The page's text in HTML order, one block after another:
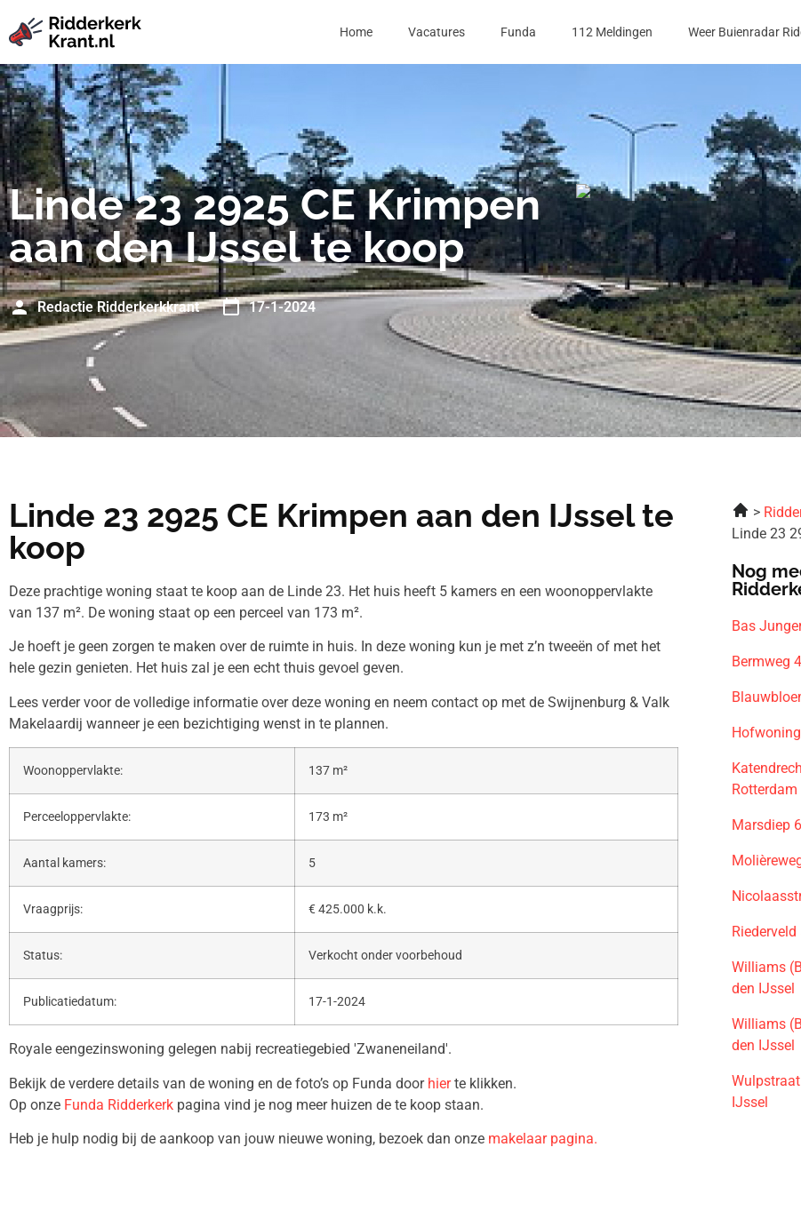
Home Vacatures Funda 112 Meldingen Weer Buienradar
Linde 23 2925 CE Krimpen
aan den IJssel te koop
Redactie Ridderkerkkrant 17-1-2024
Linde 23 2925 CE Krimpen aan den IJssel te
koop
Deze prachtige woning staat te koop aan de Linde 23. Het huis heeft 5 kamers en een woonoppervlakte
van 137 m². De woning staat op een perceel van 173 m².
Je hoeft je geen zorgen te maken over de ruimte in huis. In deze woning kun je met z’n tweeën of met het
hele gezin genieten. Het huis zal je een echt thuis gevoel geven.
Lees verder voor de volledige informatie over deze woning en neem contact op met de Swijnenburg & Valk
Makelaardij wanneer je een bezichtiging wenst in te plannen.
Woonoppervlakte: 137 m²
Perceeloppervlakte: 173 m²
Aantal kamers: 5
Vraagprijs: € 425.000 k.k.
Status: Verkocht onder voorbehoud
Publicatiedatum: 17-1-2024
Royale eengezinswoning gelegen nabij recreatiegebied 'Zwaneneiland'.
Bekijk de verdere details van de woning en de foto’s op Funda door hierte klikken.
Op onze Funda Ridderkerk pagina vind je nog meer huizen de te koop staan.
Heb je hulp nodig bij de aankoop van jouw nieuwe woning, bezoek dan onze makelaar pagina.
Linde 23
Nog
Bas
Bermweg
Rotterdam
Marsdiep
Williams
den IJssel
Williams
den IJssel
IJssel